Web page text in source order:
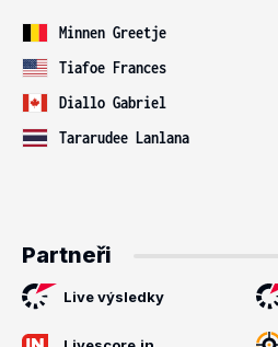
Minnen Greetje
Tiafoe Frances
Diallo Gabriel
Tararudee Lanlana
Partneři
Live výsledky